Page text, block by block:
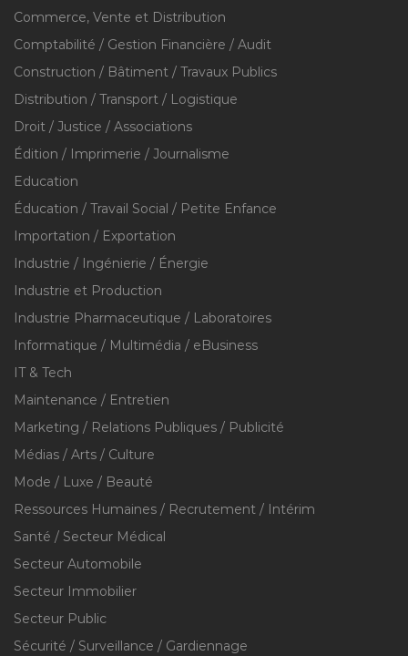
Commerce, Vente et Distribution
Comptabilité / Gestion Financière / Audit
Construction / Bâtiment / Travaux Publics
Distribution / Transport / Logistique
Droit / Justice / Associations
Édition / Imprimerie / Journalisme
Education
Éducation / Travail Social / Petite Enfance
Importation / Exportation
Industrie / Ingénierie / Énergie
Industrie et Production
Industrie Pharmaceutique / Laboratoires
Informatique / Multimédia / eBusiness
IT & Tech
Maintenance / Entretien
Marketing / Relations Publiques / Publicité
Médias / Arts / Culture
Mode / Luxe / Beauté
Ressources Humaines / Recrutement / Intérim
Santé / Secteur Médical
Secteur Automobile
Secteur Immobilier
Secteur Public
Sécurité / Surveillance / Gardiennage